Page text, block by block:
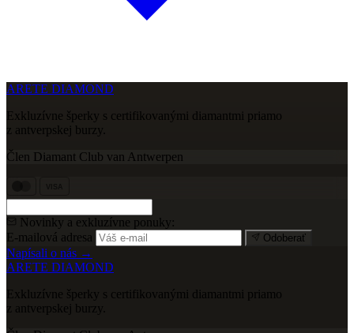
ARETE DIAMOND
Exkluzívne šperky s certifikovanými diamantmi priamo
z antverpskej burzy.
Člen Diamant Club van Antwerpen
Novinky a exkluzívne ponuky:
E-mailová adresa
Odoberať
Napísali o nás →
ARETE DIAMOND
Exkluzívne šperky s certifikovanými diamantmi priamo
z antverpskej burzy.